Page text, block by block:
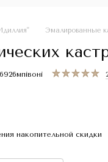
Эмалированные
накопительной скидки